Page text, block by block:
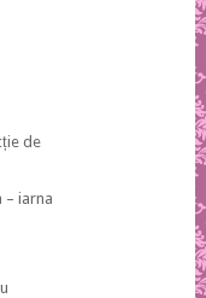
de
– iarna